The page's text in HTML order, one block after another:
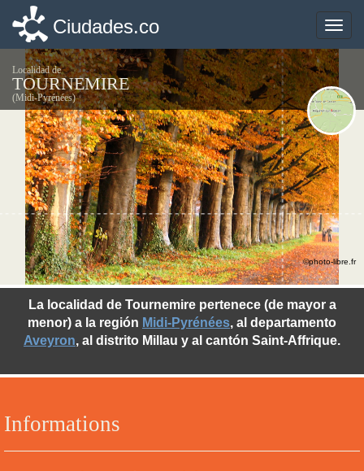
Toggle
Ciudades.co
Localidad de
TOURNEMIRE
(Midi-Pyrénées)
Informations
La localidad de Tournemire pertenece (de mayor a
menor) a la región Midi-Pyrénées, al departamento
Aveyron, al distrito Millau y al cantón Saint-Affrique.
©photo-libre.fr
Toggle
Ciudades.co